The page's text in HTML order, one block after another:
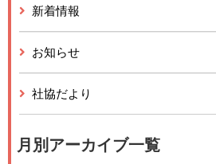
新着情報
お知らせ
社協だより
月別アーカイブ一覧